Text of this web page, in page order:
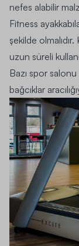
nefes alabilir
Fitness
şekilde
uzun süreli
Bazı spor salonu
bağcıklar